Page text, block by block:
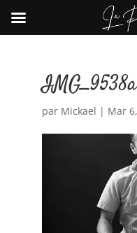
IMG_9538a
par Mickael | Mar